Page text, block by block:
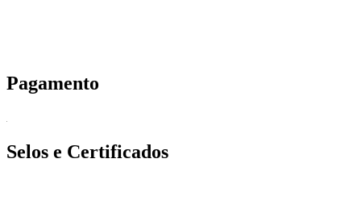
Pagamento
Selos e Certificados